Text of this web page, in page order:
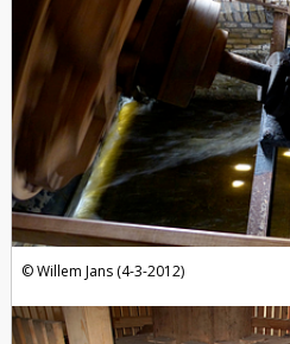
Willem Jans (4-3-2012)